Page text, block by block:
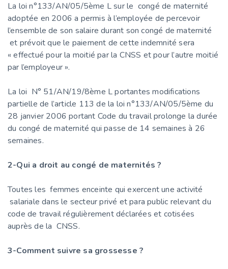
La loi n°133/AN/05/5ème L sur le congé de maternité
adoptée en 2006 a permis à l’employée de percevoir
l’ensemble de son salaire durant son congé de maternité
et prévoit que le paiement de cette indemnité sera
« effectué pour la moitié par la CNSS et pour l’autre moitié
par l’employeur ».
La loi N° 51/AN/19/8ème L portantes modifications
partielle de l’article 113 de la loi n°133/AN/05/5ème du
28 janvier 2006 portant Code du travail prolonge la durée
du congé de maternité qui passe de 14 semaines à 26
semaines.
2-Qui a droit au congé de maternités ?
Toutes les femmes enceinte qui exercent une activité
salariale dans le secteur privé et para public relevant du
code de travail régulièrement déclarées et cotisées
auprès de la CNSS.
3-Comment suivre sa grossesse ?